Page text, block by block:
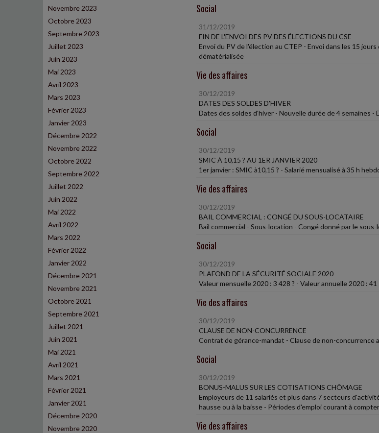
Novembre 2023
Octobre 2023
Septembre 2023
Juillet 2023
Juin 2023
Mai 2023
Avril 2023
Mars 2023
Février 2023
Janvier 2023
Décembre 2022
Novembre 2022
Octobre 2022
Septembre 2022
Juillet 2022
Juin 2022
Mai 2022
Avril 2022
Mars 2022
Février 2022
Janvier 2022
Décembre 2021
Novembre 2021
Octobre 2021
Septembre 2021
Juillet 2021
Juin 2021
Mai 2021
Avril 2021
Mars 2021
Février 2021
Janvier 2021
Décembre 2020
Novembre 2020
Social
31/12/2019
FIN DE L'ENVOI DES PV DES ÉLECTIONS DU CSE
Envoi du PV de l'élection au CTEP - Envoi dans les 15
dématérialisée
Vie des affaires
30/12/2019
DATES DES SOLDES D'HIVER
Dates des soldes d'hiver - Nouvelle durée de 4 semaines -
Social
30/12/2019
SMIC À 10,15 ? AU 1ER JANVIER 2020
1er janvier : SMIC à10,15 ? - Salarié mensualisé à 35 h
Vie des affaires
30/12/2019
BAIL COMMERCIAL : CONGÉ DU SOUS-LOCATAIRE
Bail commercial - Sous-location - Congé donné par le sous-
Social
30/12/2019
PLAFOND DE LA SÉCURITÉ SOCIALE 2020
Valeur mensuelle 2020 : 3 428 ? - Valeur annuelle 2020 :
Vie des affaires
30/12/2019
CLAUSE DE NON-CONCURRENCE
Contrat de gérance-mandat - Clause de non-
Social
30/12/2019
BONUS-MALUS SUR LES COTISATIONS CHÔMAGE
Employeurs de 11 salariés et plus dans 7 secteurs
hausse ou à la baisse - Périodes d'emploi courant à
Vie des affaires